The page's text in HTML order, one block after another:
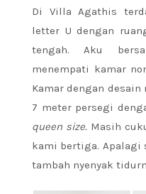
Di Villa Agathis
letter U dengan
tengah. Aku
menempati kamar
Kamar dengan
7 meter persegi
queen size. Masih
kami bertiga. Apalagi
tambah nyenyak